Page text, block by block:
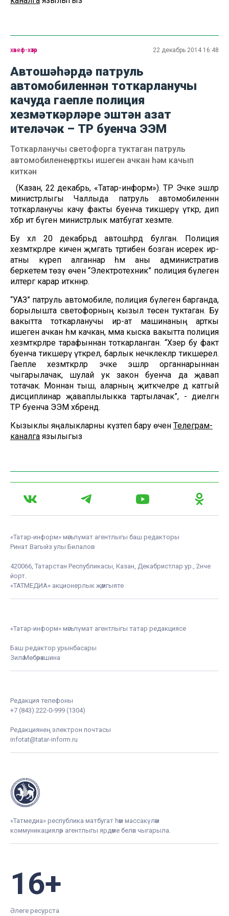
хәвеф-хәтәр 22 декабрь 2014 16:48
Автошәһәрдә патруль
автомобиленнән тоткарланучы
качуда гаепле полиция
хезмәткәрләре эштән азат
ителәчәк – ТР буенча ЭЭМ
Тоткарланучы светофорга туктаган патруль
автомобиленең арткы ишеген ачкан һәм качып
киткән
(Казан, 22 декабрь, «Татар-информ»). ТР Эчке эшләр
министрлыгы Чаллыда патруль автомобиленнән
тоткарланучы качу факты буенча тикшерү үткәрә, дип
хәбәр итә бүген министрлык матбугат хезмәте.
Бу хәл 20 декабрьдә автошәһәрдә булган. Полиция
хезмәткәрләре кичен җәмәгать тәртибен бозган исерек ир-
атны күреп алганнар һәм аны административ
беркетемә төзү өчен “Электротехник” полиция бүлегенә
илтергә карар иткәннәр.
“УАЗ” патруль автомобиле, полиция бүлегенә барганда,
борылышта светофорның кызыл төсенә туктаган. Бу
вакытта тоткарланучы ир-ат машинаның арткы
ишеген ачкан һәм качкан, әмма кыска вакытта полиция
хезмәткәрләре тарафыннан тоткарланган. “Хәзер бу факт
буенча тикшерү үткәрелә, барлык нечкәлекләр тикшерелә.
Гаепле хезмәткәрләр эчке эшләр органнарыннан
чыгарылачак, шулай ук закон буенча да җавап
тотачак. Моннан тыш, аларның җитәкчеләре дә катгый
дисциплинар җаваплылыкка тартылачак”, - диелгән
ТР буенча ЭЭМ хәбәрендә.
Кызыклы яңалыкларны күзәтеп бару өчен Телеграм-
каналга язылыгыз
«Татар-информ» мәгълүмат агентлыгы баш редакторы
Ринат Вагыйз улы Билалов
420066, Татарстан Республикасы, Казан, Декабристлар ур., 2нче
йорт.
«ТАТМЕДИА» акционерлык җәмгыяте
«Татар-информ» мәгълүмат агентлыгы татар редакциясе
Баш редактор урынбасары
Зилә Мөбәрәкшина
Редакция телефоны
+7 (843) 222-0-999 (1304)
Редакциянең электрон почтасы
infotat@tatar-inform.ru
«Татмедиа» республика матбугат һәм массакүләм
коммуникацияләр агентлыгы ярдәме белән чыгарыла.
16+
Әлеге ресурста